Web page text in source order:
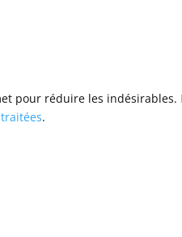
pour réduire les indésirables.
.